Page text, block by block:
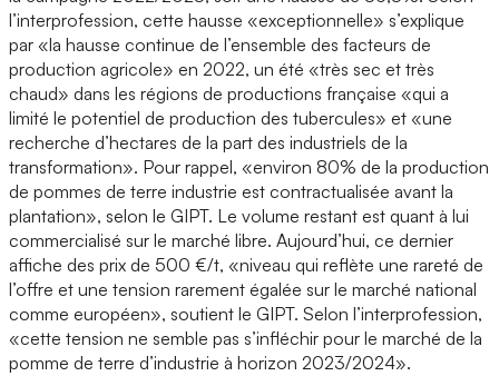
l’interprofession, cette hausse «exceptionnelle» s’explique
par «la hausse continue de l’ensemble des facteurs de
production agricole» en 2022, un été «très sec et très
chaud» dans les régions de productions française «qui a
limité le potentiel de production des tubercules» et «une
recherche d’hectares de la part des industriels de la
transformation». Pour rappel, «environ 80% de la production
de pommes de terre industrie est contractualisée avant la
plantation», selon le GIPT. Le volume restant est quant à lui
commercialisé sur le marché libre. Aujourd’hui, ce dernier
affiche des prix de 500 €/t, «niveau qui reflète une rareté de
l’offre et une tension rarement égalée sur le marché national
comme européen», soutient le GIPT. Selon l’interprofession,
«cette tension ne semble pas s’infléchir pour le marché de la
pomme de terre d’industrie à horizon 2023/2024».